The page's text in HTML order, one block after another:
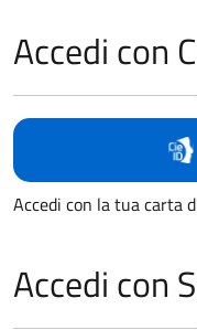
Accedi con
Accedi con la tua carta
Accedi con